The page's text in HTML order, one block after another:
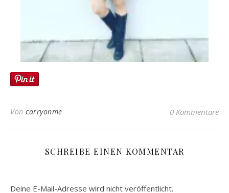
Von carryonme 0 Kommentare
SCHREIBE EINEN KOMMENTAR
Deine E-Mail-Adresse wird nicht veröffentlicht.